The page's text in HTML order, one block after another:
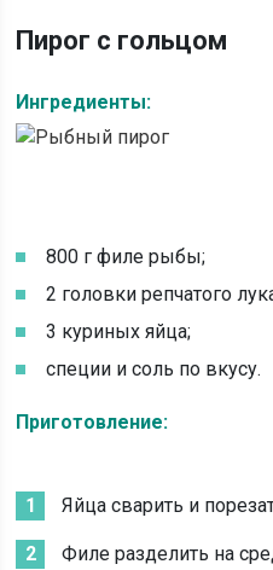
Пирог с гольцом
Ингредиенты:
800 г филе рыбы;
2 головки репчатого
3 куриных яйца;
специи и соль по вкусу.
Приготовление:
Яйца сварить и
Филе разделить на